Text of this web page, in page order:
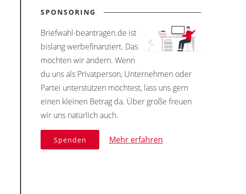
SPONSORING
Briefwahl-beantragen.de ist
bislang werbefinanziert. Das
möchten wir ändern. Wenn
du uns als Privatperson, Unternehmen oder
Partei unterstützen möchtest, lass uns gern
einen kleinen Betrag da. Über große freuen
wir uns natürlich auch.
Spenden Mehr erfahren